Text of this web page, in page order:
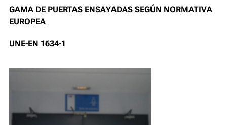
GAMA DE PUERTAS ENSAYADAS SEGÚN NORMATIVA
EUROPEA
UNE-EN 1634-1